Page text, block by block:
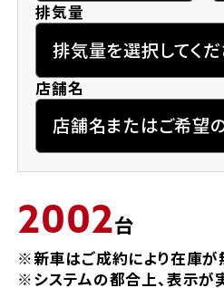
お問い合わせ
排気量
店舗名
2002台
※新車はご成約により在庫が
※システムの都合上、表示が
福島県
ホンダドリーム 郡山
ホンダドリーム 大田
ホンダドリーム 立川
神奈川県
ホンダドリーム 磯子
ホンダドリーム 豊橋
ホンダドリーム 名古
岐阜県
ホンダドリーム 岐阜
京都府
ホンダドリーム 京都
ホンダドリーム 京都
徳島県
ホンダドリーム 徳島
ホンダドリーム 高松
熊本県
ホンダドリーム 熊本